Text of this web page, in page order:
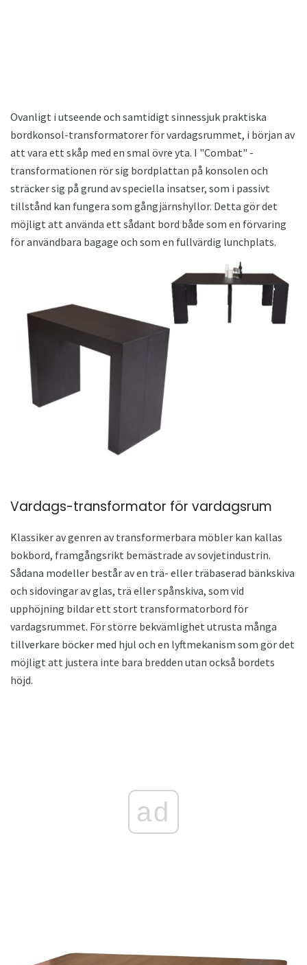
Ovanligt i utseende och samtidigt sinnessjuk praktiska
bordkonsol-transformatorer för vardagsrummet, i början av
att vara ett skåp med en smal övre yta. I "Combat" -
transformationen rör sig bordplattan på konsolen och
sträcker sig på grund av speciella insatser, som i passivt
tillstånd kan fungera som gångjärnshyllor. Detta gör det
möjligt att använda ett sådant bord både som en förvaring
för användbara bagage och som en fullvärdig lunchplats.
Vardags-transformator för vardagsrum
Klassiker av genren av transformerbara möbler kan kallas
bokbord, framgångsrikt bemästrade av sovjetindustrin.
Sådana modeller består av en trä- eller träbaserad bänkskiva
och sidovingar av glas, trä eller spånskiva, som vid
upphöjning bildar ett stort transformatorbord för
vardagsrummet. För större bekvämlighet utrusta många
tillverkare böcker med hjul och en lyftmekanism som gör det
möjligt att justera inte bara bredden utan också bordets
höjd.
ad